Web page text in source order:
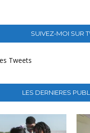
SUIVEZ-MOI SUR
Tweets
LES DERNIERES